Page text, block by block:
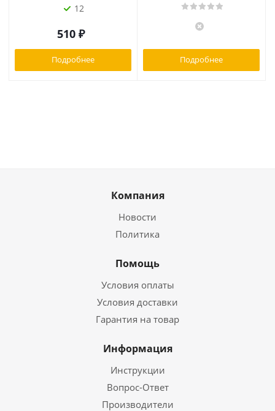
12
510 ₽
Подробнее Подробнее
Компания
Новости
Политика
Помощь
Условия оплаты
Условия доставки
Гарантия на товар
Информация
Инструкции
Вопрос-Ответ
Производители